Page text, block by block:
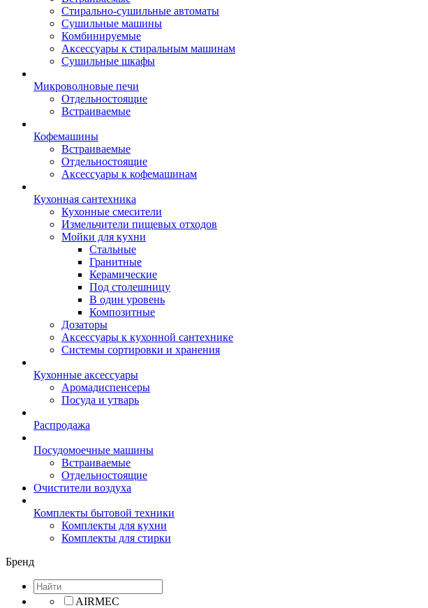
Стирально-сушильные автоматы
Сушильные машины
Комбинируемые
Аксессуары к стиральным машинам
Сушильные шкафы
Микроволновые печи
Отдельностоящие
Встраиваемые
Кофемашины
Встраиваемые
Отдельностоящие
Аксессуары к кофемашинам
Кухонная сантехника
Кухонные смесители
Измельчители пищевых отходов
Мойки для кухни
Стальные
Гранитные
Керамические
Под столешницу
В один уровень
Композитные
Дозаторы
Аксессуары к кухонной сантехнике
Системы сортировки и хранения
Кухонные аксессуары
Аромадиспенсеры
Посуда и утварь
Распродажа
Посудомоечные машины
Встраиваемые
Отдельностоящие
Очистители воздуха
Комплекты бытовой техники
Комплекты для кухни
Комплекты для стирки
Бренд
AIRMEC